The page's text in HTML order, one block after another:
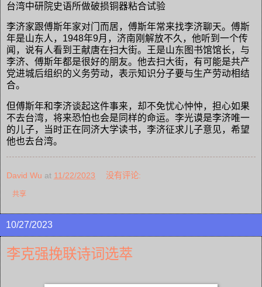
台湾中研院史语所做破损铜器粘合试验
李济家跟傅斯年家对门而居，傅斯年常来找李济聊天。傅斯
年是山东人，1948年9月，济南刚解放不久，他听到一个传
闻，说有人看到王献唐在扫大街。王是山东图书馆馆长，与
李济、傅斯年都是很好的朋友。他去扫大街，有可能是共产
党进城后组织的义务劳动，表示知识分子要与生产劳动相结
合。
但傅斯年和李济谈起这件事来，却不免忧心忡忡，担心如果
不去台湾，将来恐怕也会是同样的命运。李光谟是李济唯一
的儿子，当时正在同济大学读书，李济征求儿子意见，希望
他也去台湾。
David Wu at 11/22/2023 没有评论:
共享
10/27/2023
李克强挽联诗词选萃